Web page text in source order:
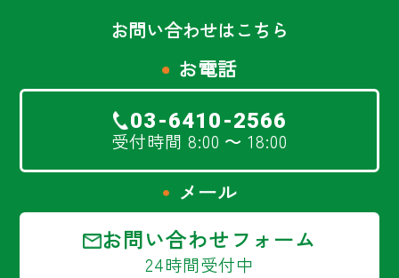
お問い合わせはこちら
お電話
03-6410-2566
受付時間 8:00 ～ 18:00
メール
お問い合わせフォーム
24時間受付中